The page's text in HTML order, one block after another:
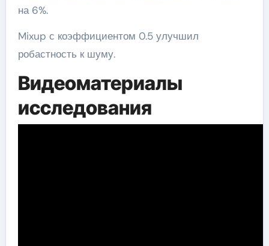
на 6%.
Mixup с коэффициентом 0.5 улучшил
робастность к шуму.
Видеоматериалы
исследования